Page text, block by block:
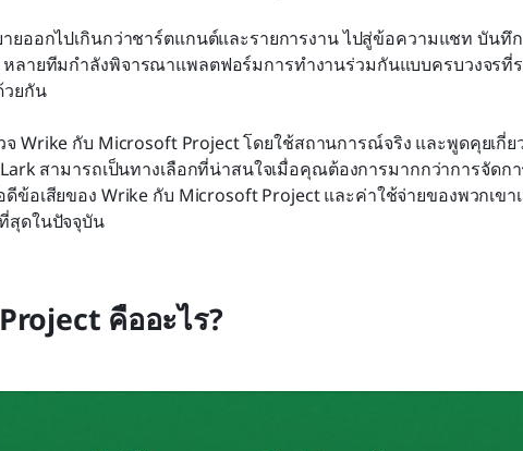
ยออกไปเกินกว่าชาร์ตแกนต์และรายการงาน ไปสู่ข้อความแชท บันทึ
ลายทีมกำลังพิจารณาแพลตฟอร์มการทำงานร่วมกันแบบครบวงจรที่
วยกัน
Wrike กับ Microsoft Project โดยใช้สถานการณ์จริง และพูดคุยเกี่
สามารถเป็นทางเลือกที่น่าสนใจเมื่อคุณต้องการมากกว่าการจัดก
ข้อเสียของ Wrike กับ Microsoft Project และค่าใช้จ่ายของพวกเขา
สุดในปัจจุบัน
คืออะไร?